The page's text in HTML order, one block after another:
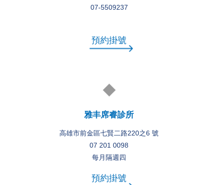
07-5509237
預約掛號
雅丰席睿診所
高雄市前金區七賢二路220之6 號
07 201 0098
每月隔週四
預約掛號